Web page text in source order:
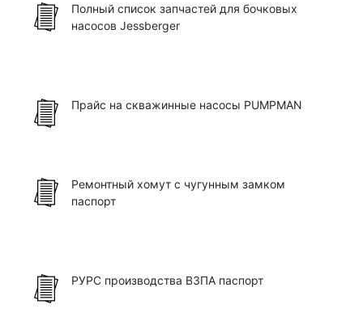
Полный список запчастей для бочковых
насосов Jessberger
Прайс на скважинные насосы PUMPMAN
Ремонтный хомут с чугунным замком
паспорт
РУРС производства ВЗПА паспорт